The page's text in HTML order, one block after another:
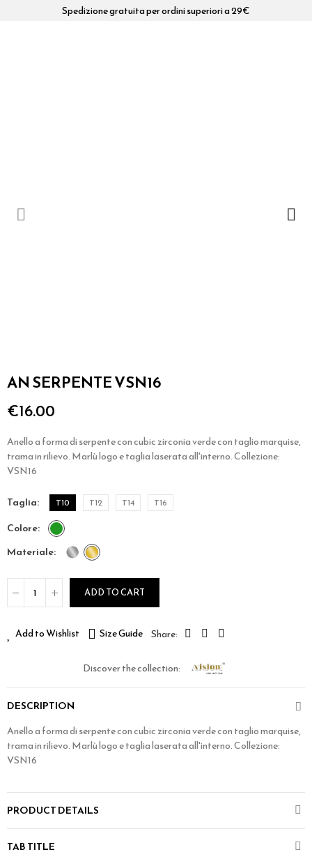
Spedizione gratuita per ordini superiori a 29€
AN SERPENTE VSN16
€16.00
Anello a forma di serpente con cubic zirconia verde con taglio marquise,
trama in rilievo. Marlù logo e taglia laserata all'interno. Collezione:
VSN16
taglia T10 T12 T14 T16
colore
materiale
ADD TO CART
Add to Wishlist Size Guide
Discover the collection:
DESCRIPTION
Anello a forma di serpente con cubic zirconia verde con taglio marquise,
trama in rilievo. Marlù logo e taglia laserata all'interno. Collezione:
VSN16
PRODUCT DETAILS
TAB TITLE